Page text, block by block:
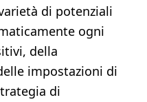
di potenziali
ogni
della
impostazioni di
di